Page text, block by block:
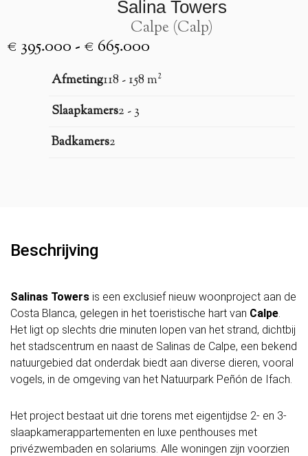
Salina Towers
Calpe (Calp)
€ 395.000 - € 665.000
Afmeting118 - 158 m²
Slaapkamers2 - 3
Badkamers2
Beschrijving
Salinas Towers is een exclusief nieuw woonproject aan de
Costa Blanca, gelegen in het toeristische hart van Calpe
Het ligt op slechts drie minuten lopen van het strand, dichtbij
het stadscentrum en naast de Salinas de Calpe, een bekend
natuurgebied dat onderdak biedt aan diverse dieren, vooral
vogels, in de omgeving van het Natuurpark Peñón de Ifach.
Het project bestaat uit drie torens met eigentijdse 2- en 3-
slaapkamerappartementen en luxe penthouses met
privézwembaden en solariums. Alle woningen zijn voorzien